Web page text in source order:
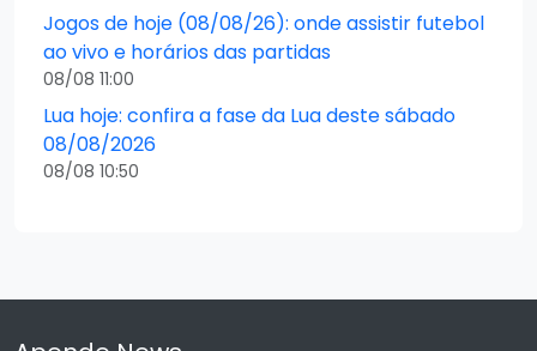
Jogos de hoje (08/08/26): onde assistir futebol
ao vivo e horários das partidas
08/08 11:00
Lua hoje: confira a fase da Lua deste sábado
08/08/2026
08/08 10:50